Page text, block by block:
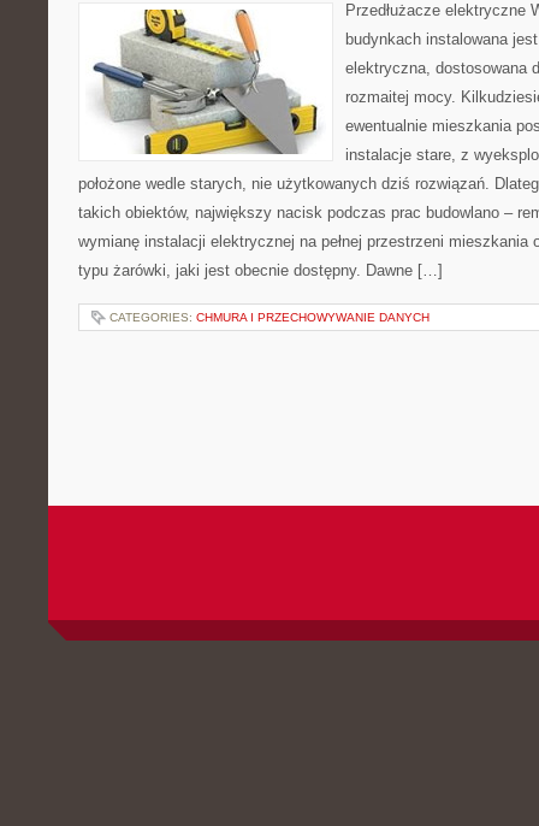
Przedłużacze elektryczne
budynkach instalowana
elektryczna, dostosowana
rozmaitej mocy.
ewentualnie mieszkania
instalacje stare, z
położone wedle starych, nie użytkowanych dziś rozwiązań.
takich obiektów, największy nacisk podczas prac budowlano –
wymianę instalacji elektrycznej na pełnej przestrzeni mieszkania
typu żarówki, jaki jest obecnie dostępny. Dawne […]
CATEGORIES: CHMURA I PRZECHOWYWANIE DANYCH